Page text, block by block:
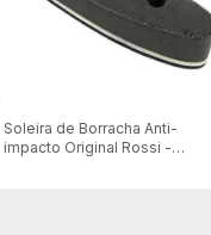
Soleira de Borracha Anti-
impacto Original Rossi -